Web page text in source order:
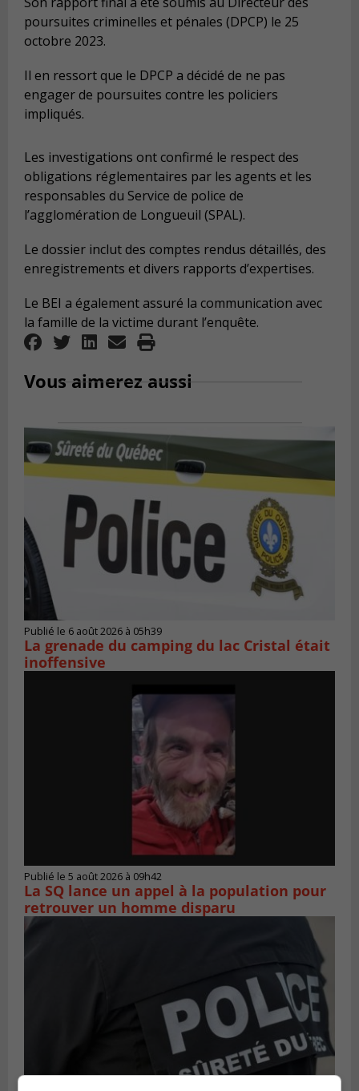
poursuites criminelles et pénales (DPCP) le 25
octobre 2023.
Il en ressort que le DPCP a décidé de ne pas
engager de poursuites contre les policiers
impliqués.
Les investigations ont confirmé le respect des
obligations réglementaires par les agents et les
responsables du Service de police de
l’agglomération de Longueuil (SPAL).
Le dossier inclut des comptes rendus détaillés, des
enregistrements et divers rapports d’expertises.
Le BEI a également assuré la communication avec
la famille de la victime durant l’enquête.
Vous aimerez aussi
Publié le 6 août 2026 à 05h39
La grenade du camping du lac Cristal était
inoffensive
Publié le 5 août 2026 à 09h42
La SQ lance un appel à la population pour
retrouver un homme disparu